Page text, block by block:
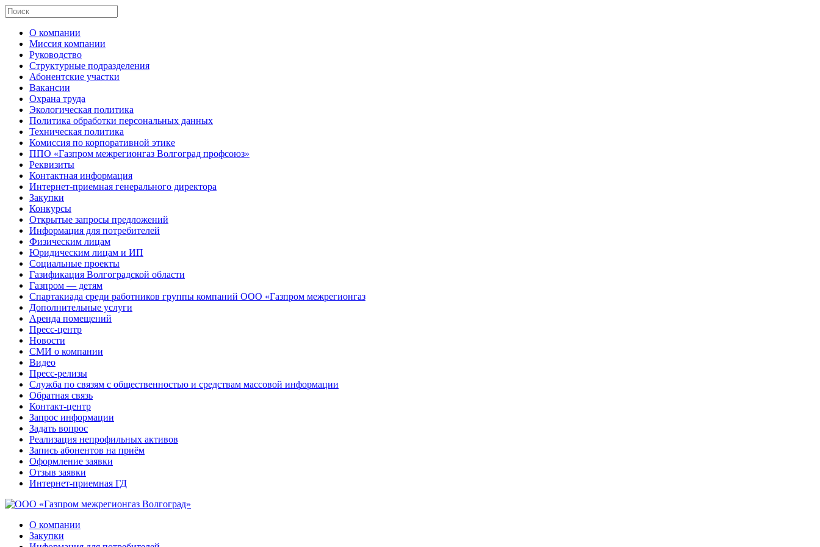
О компании
Миссия компании
Руководство
Структурные подразделения
Абонентские участки
Вакансии
Охрана труда
Экологическая политика
Политика обработки персональных данных
Техническая политика
Комиссия по корпоративной этике
ППО «Газпром межрегионгаз Волгоград профсоюз»
Реквизиты
Контактная информация
Интернет-приемная генерального директора
Закупки
Конкурсы
Открытые запросы предложений
Информация для потребителей
Физическим лицам
Юридическим лицам и ИП
Социальные проекты
Газификация Волгоградской области
Газпром — детям
Спартакиада среди работников группы компаний ООО «Газпром межрегионгаз
Дополнительные услуги
Аренда помещений
Пресс-центр
Новости
СМИ о компании
Видео
Пресс-релизы
Служба по связям с общественностью и средствам массовой информации
Обратная связь
Контакт-центр
Запрос информации
Задать вопрос
Реализация непрофильных активов
Запись абонентов на приём
Оформление заявки
Отзыв заявки
Интернет-приемная ГД
О компании
Закупки